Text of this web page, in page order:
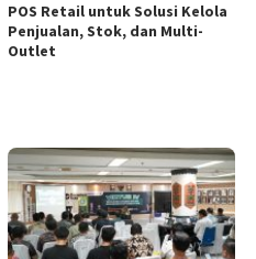
POS Retail untuk Solusi Kelola
Penjualan, Stok, dan Multi-
Outlet